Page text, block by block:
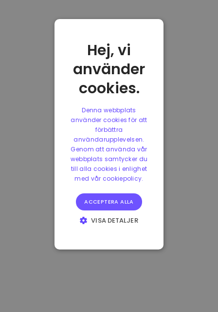
Hej, vi
använder
cookies.
Denna webbplats
använder cookies för att
förbättra
användarupplevelsen.
Genom att använda vår
webbplats samtycker du
till alla cookies i enlighet
med vår cookiepolicy.
ACCEPTERA ALLA
VISA DETALJER